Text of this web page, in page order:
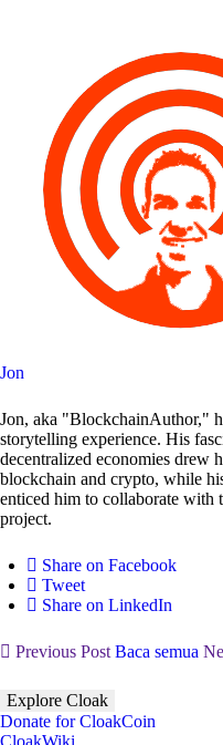
Jon
Jon, aka "BlockchainAuthor,"
storytelling experience. His
decentralized economies drew
blockchain and crypto, while
enticed him to collaborate with
project.
Share on Facebook
Tweet
Share on LinkedIn
Previous PostBaca semua
Explore Cloak
Donate for CloakCoin
CloakWiki